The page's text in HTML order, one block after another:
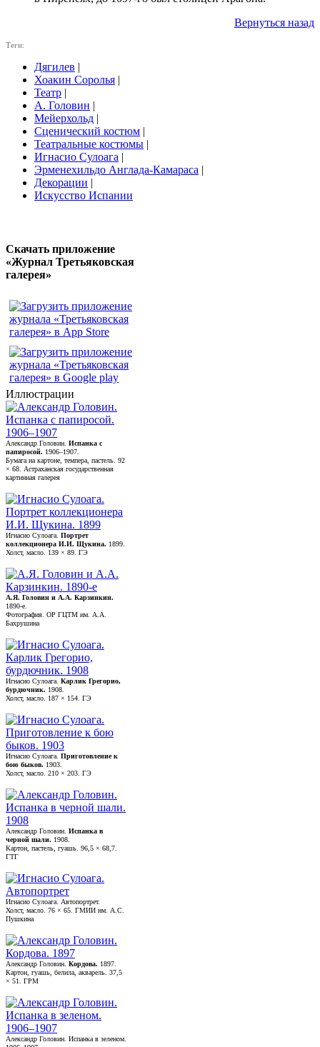
Вернуться назад
Теги:
Дягилев |
Хоакин Соролья |
Театр |
А. Головин |
Мейерхольд |
Сценический костюм |
Театральные костюмы |
Игнасио Сулоага |
Эрменехильдо Англада-Камараса |
Декорации |
Искусство Испании
Скачать приложение
«Журнал Третьяковская
галерея»
Иллюстрации
Александр Головин. Испанка с
папиросой. 1906–1907.
Бумага на картоне, темпера, пастель. 92
× 68. Астраханская государственная
картинная галерея
Игнасио Сулоага. Портрет
коллекционера И.И. Щукина. 1899.
Холст, масло. 139 × 89. ГЭ
А.Я. Головин и А.А. Карзинкин.
1890-е.
Фотография. ОР ГЦТМ им. А.А.
Бахрушина
Игнасио Сулоага. Карлик Грегорио,
бурдючник. 1908.
Холст, масло. 187 × 154. ГЭ
Игнасио Сулоага. Приготовление к
бою быков. 1903.
Холст, масло. 210 × 203. ГЭ
Александр Головин. Испанка в
черной шали. 1908.
Картон, пастель, гуашь. 96,5 × 68,7.
ГТГ
Игнасио Сулоага. Автопортрет.
Холст, масло. 76 × 65. ГМИИ им. А.С.
Пушкина
Александр Головин. Кордова. 1897.
Картон, гуашь, белила, акварель. 37,5
× 51. ГРМ
Александр Головин. Испанка в зеленом.